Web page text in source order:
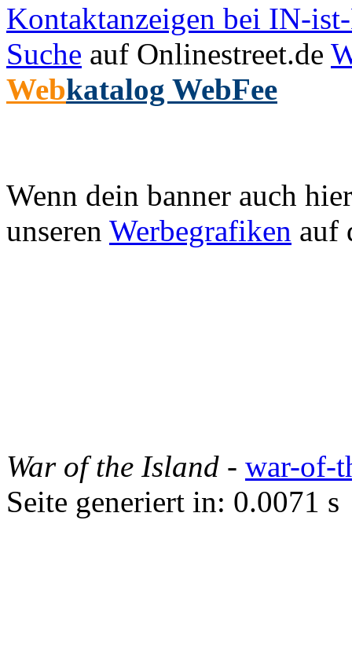
Kontaktanzeigen bei IN-
Suche auf Onlinestreet.de
Webkatalog WebFee
Wenn dein banner auch
unseren Werbegrafiken auf
War of the Island - war-of-
Seite generiert in: 0.0071 s